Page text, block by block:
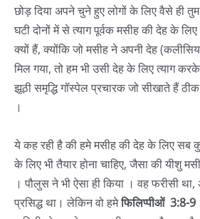
छोड़ दिया अपने चुने हुए लोगों के लिए वैसे ही
घटी दोनों में से त्याग पूर्वक मसीह की देह के
क्यों हैं, क्योंकि जो मसीह ने अपनी देह
मिल गया, तो हम भी उसी देह के लिए त्याग
झूठी समृद्धि गॉस्पेल प्रचारक जो सीखाते हैं
।
ये कह रही है की हमे मसीह की देह के लिए सब
के लिए भी तैयार होना चाहिए, जैसा की यीशु
। पौलुस ने भी ऐसा ही किया । वह फरीसी था,
प्रसिद्ध था। लेकिन वो हमेफिलिप्पीओं 3:8-9